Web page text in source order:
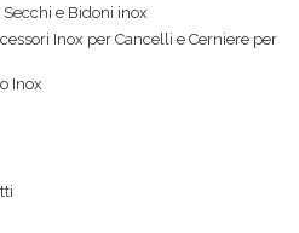
e Bidoni inox
Inox per Cancelli e Cerniere per
Inox